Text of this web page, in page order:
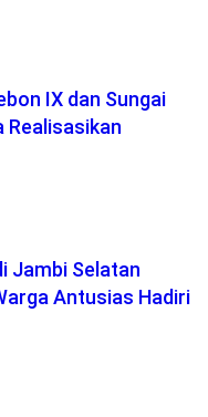
IX dan Sungai
Realisasikan
Jambi Selatan
Antusias Hadiri